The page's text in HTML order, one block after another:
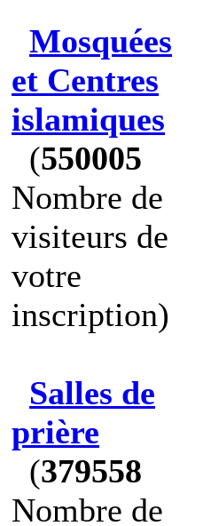
Mosquées
et Centres
islamiques
(550005
Nombre de
visiteurs de
votre
inscription)
Salles de
prière
(379558
Nombre de